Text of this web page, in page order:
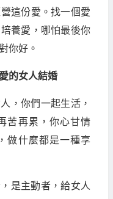
這份愛。找一個愛
養愛，哪怕最後你
你好。
的女人結婚
，你們一起生活，
苦再累，你心甘情
做什麼都是一種享
是主動者，給女人